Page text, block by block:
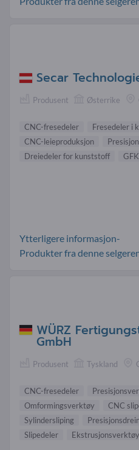
Secar
Produsent Østerrike
CNC-fresedeler
Fresedeler i
CNC-leieproduksjon
Dreiedeler for kunststoff
Ytterligere informasjon-
Produkter fra denne
WÜRZ
GmbH
Produsent Tyskland
CNC-fresedeler
Omformingsverktøy
CNC
Sylindersliping
Slipedeler
Ekstrusjonsverktøy